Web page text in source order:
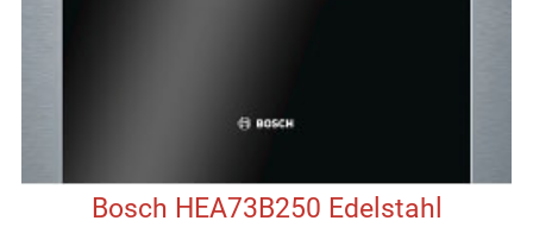
Bosch HEA73B250 Edelstahl